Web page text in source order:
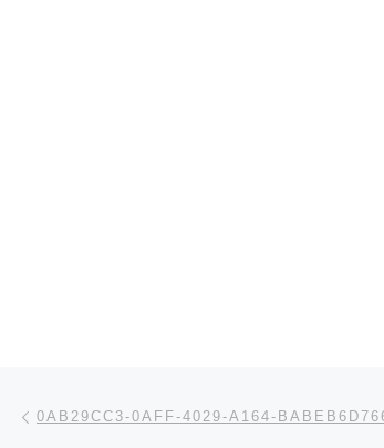
Parcourir les articles
0AB29CC3-0AFF-4029-A164-